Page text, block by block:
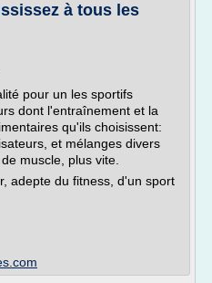
à tous les
pour un les sportifs
dont l'entraînement et la
qu'ils choisissent:
et mélanges divers
muscle, plus vite.
adepte du fitness, d'un sport